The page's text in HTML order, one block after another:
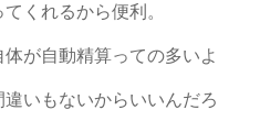
くれるから便利。
が自動精算っての多いよ
いもないからいいんだろ